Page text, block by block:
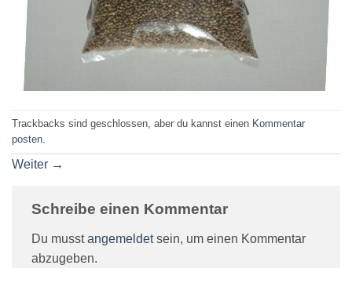
Trackbacks sind geschlossen, aber du kannst einen Kommentar
posten
Weiter →
Schreibe einen Kommentar
Du musstangemeldetsein, um einen Kommentar
abzugeben.